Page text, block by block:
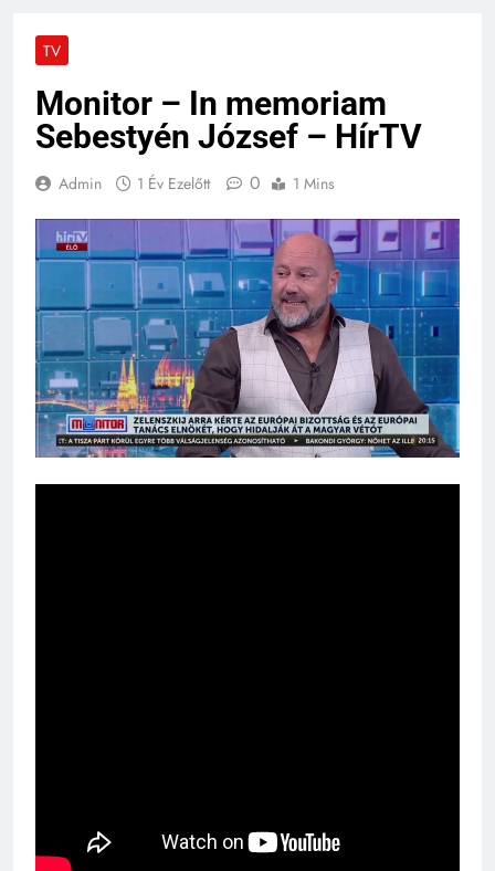
TV
Monitor – In memoriam
Sebestyén József – HírTV
Admin 1 Év Ezelőtt 0 1 Mins